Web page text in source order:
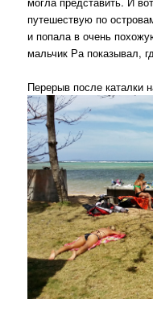
путешествую по
и попала в очень
мальчик Ра показывал,
Перерыв после каталки